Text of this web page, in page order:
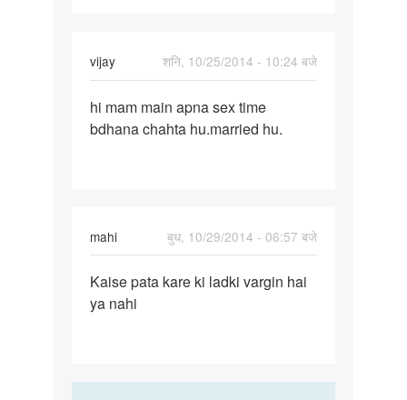
vijay
शनि, 10/25/2014 - 10:24 बजे
hi
mam
hi mam main apna sex time
bdhana chahta hu.married hu.
mahi
बुध, 10/29/2014 - 06:57 बजे
Kaise
pata
Kaise pata kare ki ladki vargin hai
ya nahi